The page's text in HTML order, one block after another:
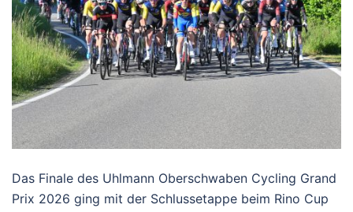
Das Finale des Uhlmann Oberschwaben Cycling Grand
Prix 2026 ging mit der Schlussetappe beim Rino Cup